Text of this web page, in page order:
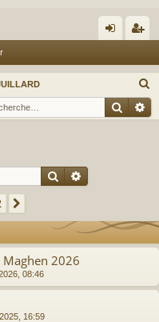
ne
xi
nr
eg
e
c
e
r
Rechercher
Maghen 2026
08:46
16:59